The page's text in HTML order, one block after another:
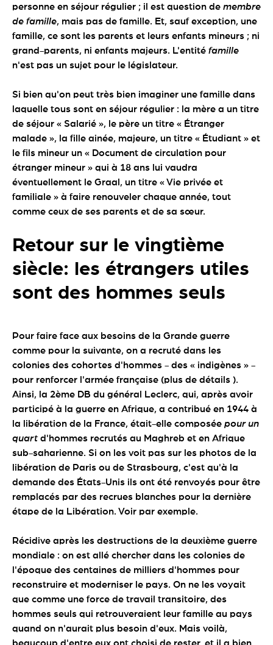
personne en séjour régulier ; il est question de membre
de famille, mais pas de famille. Et, sauf exception, une
famille, ce sont les parents et leurs enfants mineurs ; ni
grand-parents, ni enfants majeurs. L'entité famille
n'est pas un sujet pour le législateur.
Si bien qu'on peut très bien imaginer une famille dans
laquelle tous sont en séjour régulier : la mère a un titre
de séjour « Salarié », le père un titre « Étranger
malade », la fille ainée, majeure, un titre « Étudiant » et
le fils mineur un « Document de circulation pour
étranger mineur » qui à 18 ans lui vaudra
éventuellement le Graal, un titre « Vie privée et
familiale » à faire renouveler chaque année, tout
comme ceux de ses parents et de sa sœur.
Retour sur le vingtième
siècle: les étrangers utiles
sont des hommes seuls
Pour faire face aux besoins de la Grande guerre
comme pour la suivante, on a recruté dans les
colonies des cohortes d'hommes - des « indigènes » -
pour renforcer l'armée française (plus de détails ).
Ainsi, la 2ème DB du général Leclerc, qui, après avoir
participé à la guerre en Afrique, a contribué en 1944 à
la libération de la France, était-elle composée pour un
quartd'hommes recrutés au Maghreb et en Afrique
sub-saharienne. Si on les voit pas sur les photos de la
libération de Paris ou de Strasbourg, c'est qu'à la
demande des États-Unis ils ont été renvoyés pour être
remplacés par des recrues blanches pour la dernière
étape de la Libération. Voir par exemple.
Récidive après les destructions de la deuxième guerre
mondiale : on est allé chercher dans les colonies de
l'époque des centaines de milliers d'hommes pour
reconstruire et moderniser le pays. On ne les voyait
que comme une force de travail transitoire, des
hommes seuls qui retrouveraient leur famille au pays
quand on n'aurait plus besoin d'eux. Mais voilà,
beaucoup d'entre eux ont choisi de rester, et il a bien